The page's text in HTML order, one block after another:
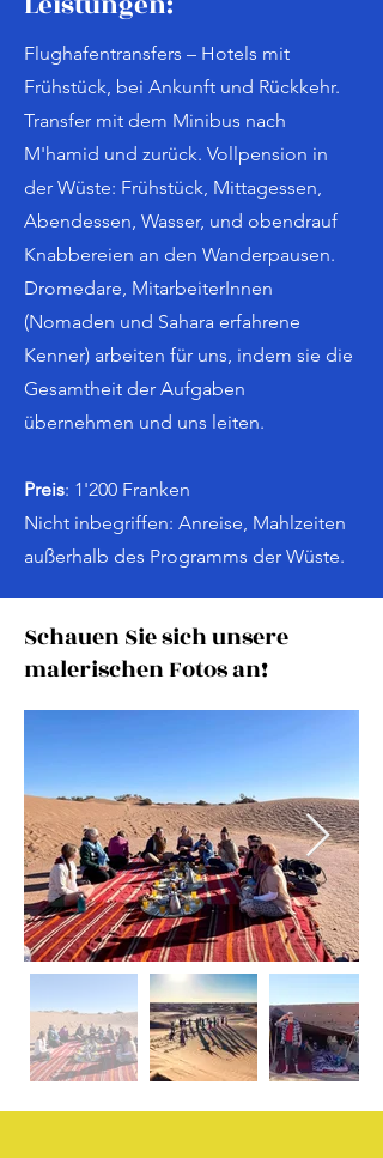
Flughafentransfers – Hotels mit
Frühstück, bei Ankunft und Rückkehr.
Transfer mit dem Minibus nach
M'hamid und zurück. Vollpension in
der Wüste: Frühstück, Mittagessen,
Abendessen, Wasser, und obendrauf
Knabbereien an den Wanderpausen.
Dromedare, MitarbeiterInnen
(Nomaden und Sahara erfahrene
Kenner) arbeiten für uns, indem sie die
Gesamtheit der Aufgaben
übernehmen und uns leiten.
Preis: 1'200 Franken
Nicht inbegriffen: Anreise, Mahlzeiten
außerhalb des Programms der Wüste.
Schauen Sie sich unsere
malerischen Fotos an!